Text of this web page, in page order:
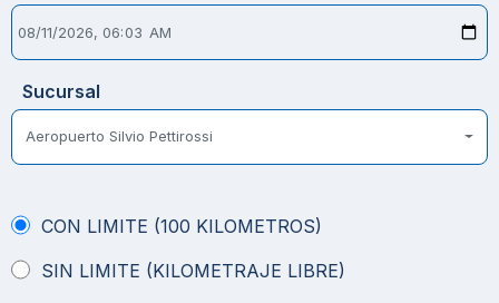
Sucursal
Aeropuerto Silvio Pettirossi
CON LIMITE (100 KILOMETROS)
SIN LIMITE (KILOMETRAJE LIBRE)